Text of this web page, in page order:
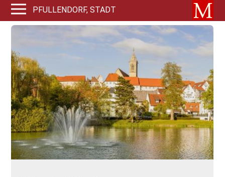
PFULLENDORF, STADT